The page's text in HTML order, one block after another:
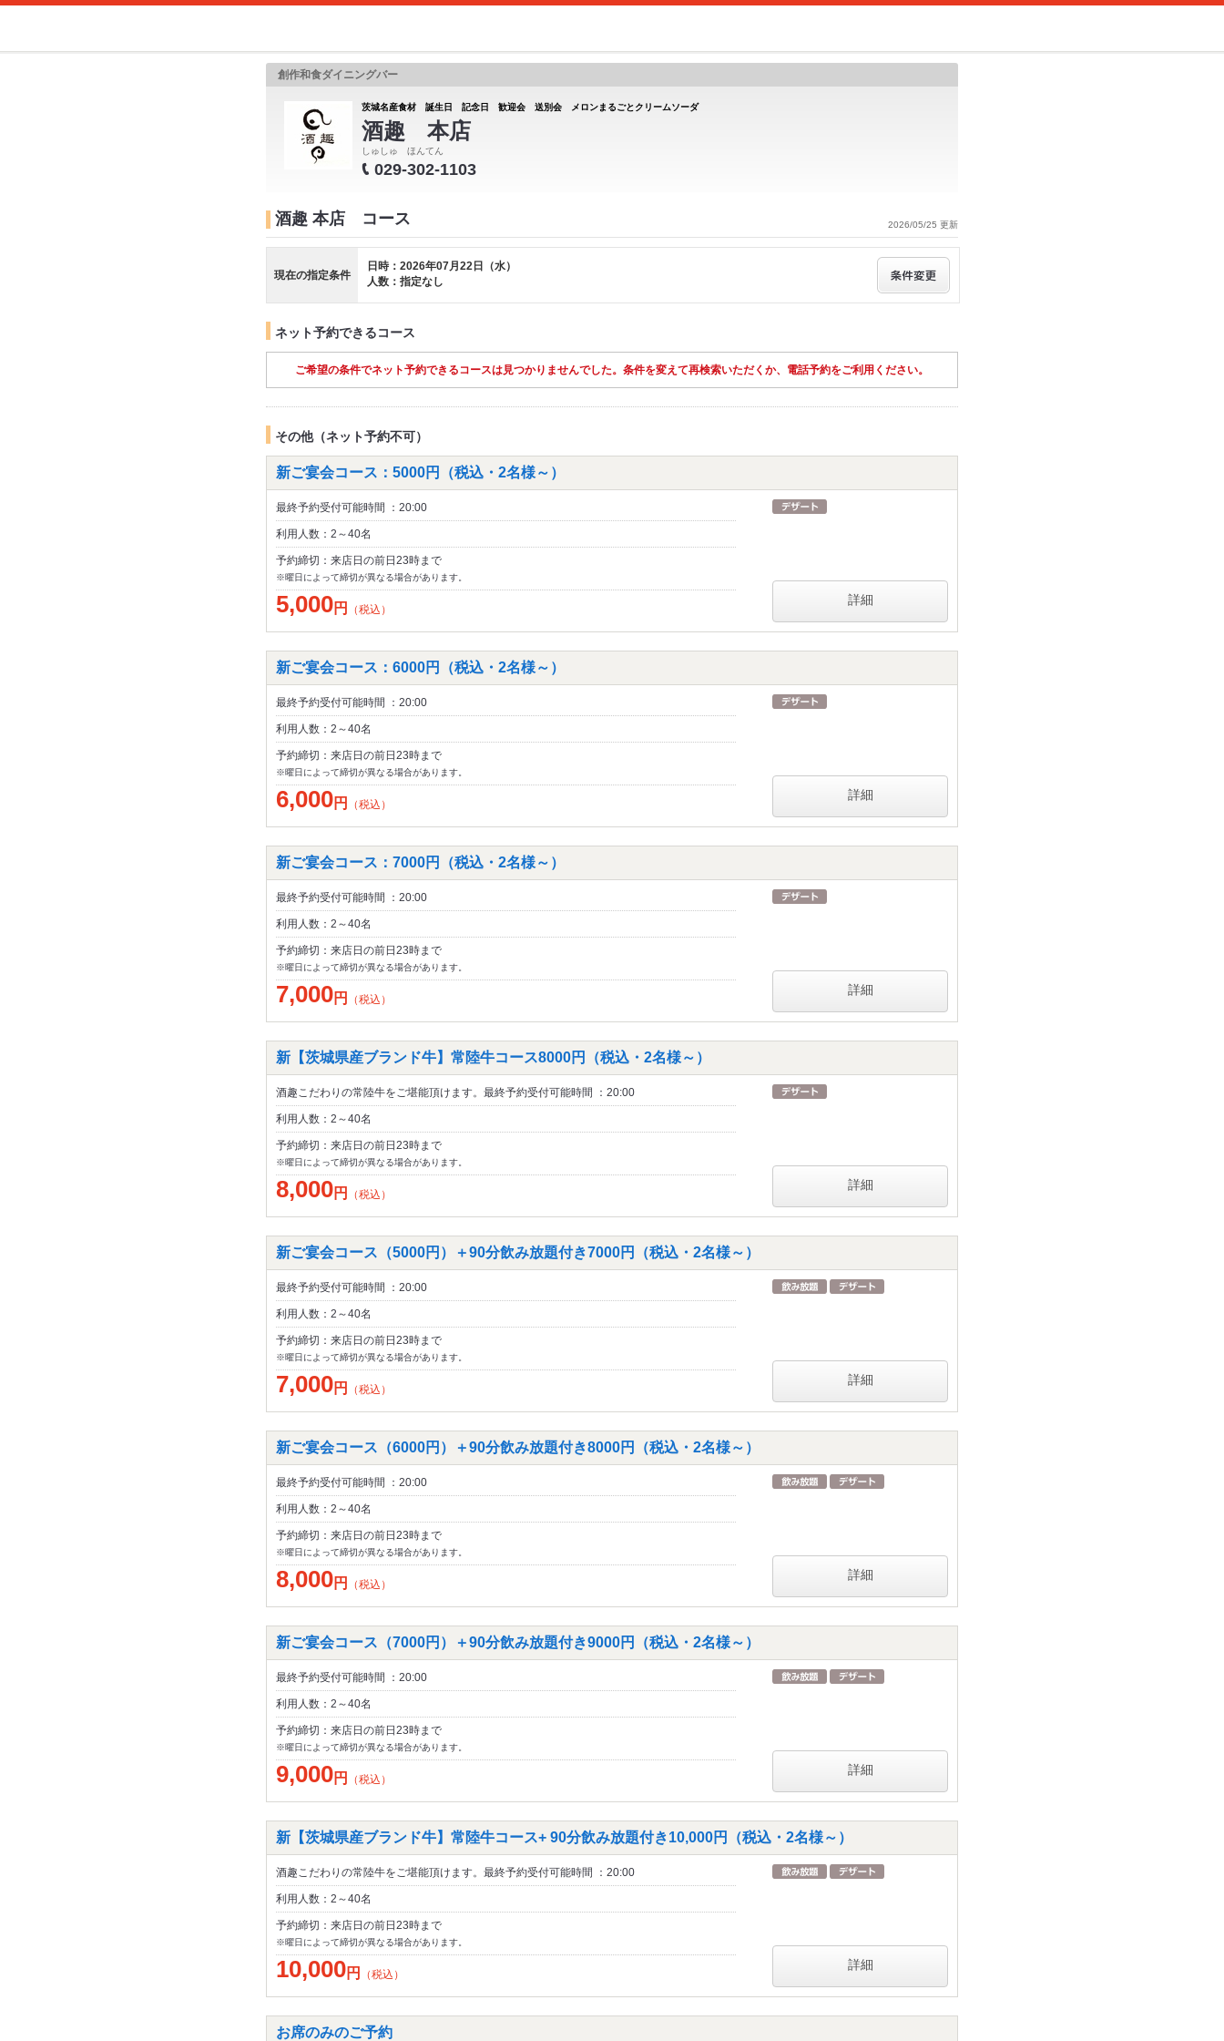
創作和食ダイニングバー
茨城名産食材 誕生日 記念日 歓迎会 送別会 メロンまるごとクリームソーダ
酒趣 本店
しゅしゅ ほんてん
029-302-1103
2026/05/25 更新
酒趣 本店 コース
現在の指定条件
日時：2026年07月22日（水）
人数：指定なし
ネット予約できるコース
ご希望の条件でネット予約できるコースは見つかりませんでした。条件を変えて再検索いただくか、電話予約をご利用ください。
その他（ネット予約不可）
新ご宴会コース：5000円（税込・2名様～）
最終予約受付可能時間 ：20:00
利用人数：2～40名
予約締切：来店日の前日23時まで
※曜日によって締切が異なる場合があります。
5,000円 （税込）
詳細
新ご宴会コース：6000円（税込・2名様～）
最終予約受付可能時間 ：20:00
利用人数：2～40名
予約締切：来店日の前日23時まで
※曜日によって締切が異なる場合があります。
6,000円 （税込）
詳細
新ご宴会コース：7000円（税込・2名様～）
最終予約受付可能時間 ：20:00
利用人数：2～40名
予約締切：来店日の前日23時まで
※曜日によって締切が異なる場合があります。
7,000円 （税込）
詳細
新【茨城県産ブランド牛】常陸牛コース8000円（税込・2名様～）
酒趣こだわりの常陸牛をご堪能頂けます。最終予約受付可能時間 ：20:00
利用人数：2～40名
予約締切：来店日の前日23時まで
※曜日によって締切が異なる場合があります。
8,000円 （税込）
詳細
新ご宴会コース（5000円）＋90分飲み放題付き7000円（税込・2名様～）
最終予約受付可能時間 ：20:00
利用人数：2～40名
予約締切：来店日の前日23時まで
※曜日によって締切が異なる場合があります。
7,000円 （税込）
詳細
新ご宴会コース（6000円）＋90分飲み放題付き8000円（税込・2名様～）
最終予約受付可能時間 ：20:00
利用人数：2～40名
予約締切：来店日の前日23時まで
※曜日によって締切が異なる場合があります。
8,000円 （税込）
詳細
新ご宴会コース（7000円）＋90分飲み放題付き9000円（税込・2名様～）
最終予約受付可能時間 ：20:00
利用人数：2～40名
予約締切：来店日の前日23時まで
※曜日によって締切が異なる場合があります。
9,000円 （税込）
詳細
新【茨城県産ブランド牛】常陸牛コース+ 90分飲み放題付き10,000円（税込・2名様～）
酒趣こだわりの常陸牛をご堪能頂けます。最終予約受付可能時間 ：20:00
利用人数：2～40名
予約締切：来店日の前日23時まで
※曜日によって締切が異なる場合があります。
10,000円 （税込）
詳細
お席のみのご予約